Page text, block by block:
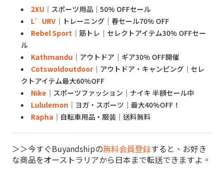
2XU ｜スポーツ用品｜50% OFFセール
L’URV ｜トレーニング｜春セール70% OFF
Rebel Sport ｜筋トレ｜セレクトアイテム30% OFFセー
ル
Kathmandu ｜アウトドア｜ギア30% OFF開催
Cotswoldoutdoor ｜アウトドア・キャンピング｜セレ
クトアイテム最大60%OFF
Nike ｜スポーツファッション｜ナイキ 半額セール中
Lululemon ｜ヨガ・スポーツ｜最大40%OFF！
Rapha ｜自転車用品・服装｜送料無料
＞＞今すぐBuyandshipの無料会員登録すると、お好き
な商品をオーストラリアから日本まで転送できますよ。